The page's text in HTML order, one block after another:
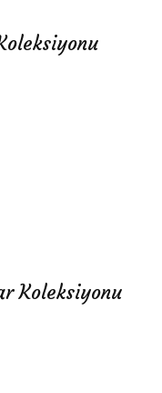
Koleksiyonu